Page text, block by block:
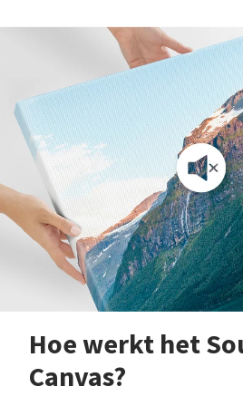
Hoe werkt het
Canvas?